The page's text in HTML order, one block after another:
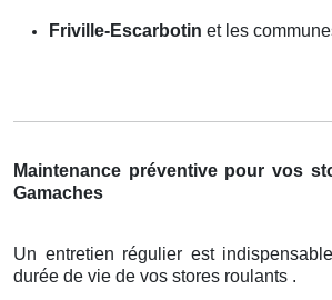
Friville-Escarbotin et les
Maintenance préventive pour vos
Gamaches
Un entretien régulier est
durée de vie de vos stores roulants .